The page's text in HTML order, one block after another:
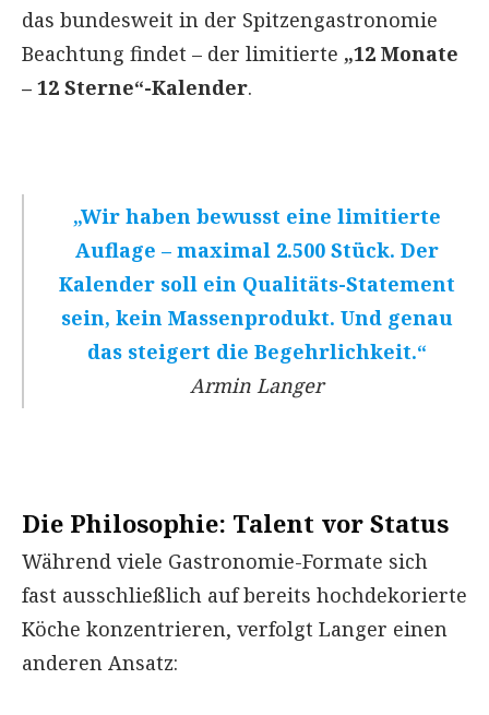
das bundesweit in der Spitzengastronomie
Beachtung findet – der limitierte „12 Monate
– 12 Sterne“-Kalender.
„Wir haben bewusst eine limitierte
Auflage – maximal 2.500 Stück. Der
Kalender soll ein Qualitäts-Statement
sein, kein Massenprodukt. Und genau
das steigert die Begehrlichkeit.“
Armin Langer
Die Philosophie: Talent vor Status
Während viele Gastronomie-Formate sich
fast ausschließlich auf bereits hochdekorierte
Köche konzentrieren, verfolgt Langer einen
anderen Ansatz: